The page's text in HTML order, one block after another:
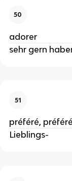
50
adorer
sehr gern
51
préféré,
Lieblings-